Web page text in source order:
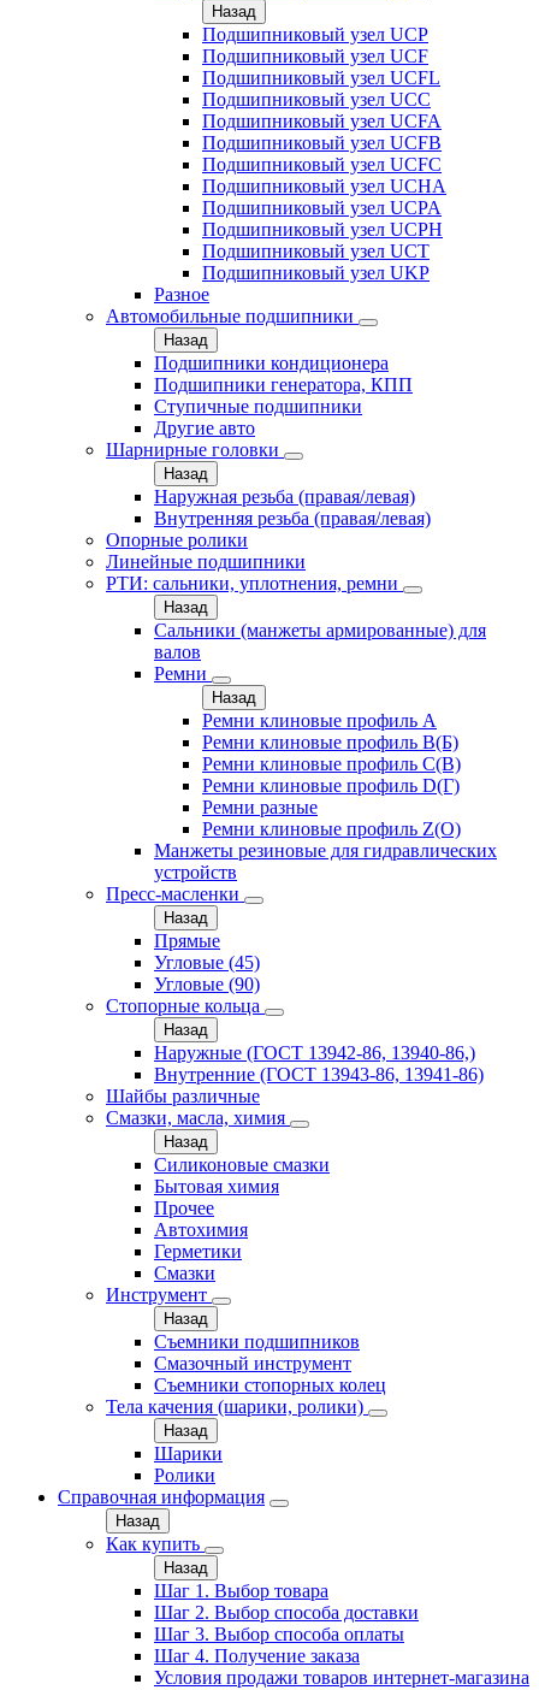
Назад
Подшипниковый узел UCP
Подшипниковый узел UCF
Подшипниковый узел UCFL
Подшипниковый узел UCC
Подшипниковый узел UCFA
Подшипниковый узел UCFB
Подшипниковый узел UCFC
Подшипниковый узел UCHA
Подшипниковый узел UCPA
Подшипниковый узел UCPH
Подшипниковый узел UCT
Подшипниковый узел UKP
Разное
Автомобильные подшипники
Назад
Подшипники кондиционера
Подшипники генератора, КПП
Ступичные подшипники
Другие авто
Шарнирные головки
Назад
Наружная резьба (правая/левая)
Внутренняя резьба (правая/левая)
Опорные ролики
Линейные подшипники
РТИ: сальники, уплотнения, ремни
Назад
Сальники (манжеты армированные) для
валов
Ремни
Назад
Ремни клиновые профиль A
Ремни клиновые профиль B(Б)
Ремни клиновые профиль C(В)
Ремни клиновые профиль D(Г)
Ремни разные
Ремни клиновые профиль Z(О)
Манжеты резиновые для гидравлических
устройств
Пресс-масленки
Назад
Прямые
Угловые (45)
Угловые (90)
Стопорные кольца
Назад
Наружные (ГОСТ 13942-86, 13940-86,)
Внутренние (ГОСТ 13943-86, 13941-86)
Шайбы различные
Смазки, масла, химия
Назад
Силиконовые смазки
Бытовая химия
Прочее
Автохимия
Герметики
Смазки
Инструмент
Назад
Съемники подшипников
Смазочный инструмент
Съемники стопорных колец
Тела качения (шарики, ролики)
Назад
Шарики
Ролики
Справочная информация
Назад
Как купить
Назад
Шаг 1. Выбор товара
Шаг 2. Выбор способа доставки
Шаг 3. Выбор способа оплаты
Шаг 4. Получение заказа
Условия продажи товаров интернет-магазина